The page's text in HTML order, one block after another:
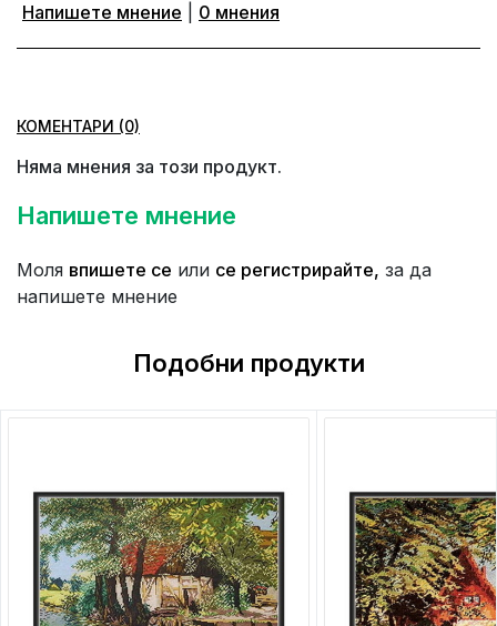
Напишете мнение 0 мнения
КОМЕНТАРИ (0)
Няма мнения за този продукт.
Напишете мнение
Моля впишете се или се регистрирайте, за да
напишете мнение
Подобни продукти